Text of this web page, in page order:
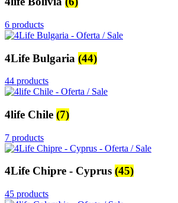
6 products
4Life Bulgaria (44)
44 products
4life Chile (7)
7 products
4Life Chipre - Cyprus (45)
45 products